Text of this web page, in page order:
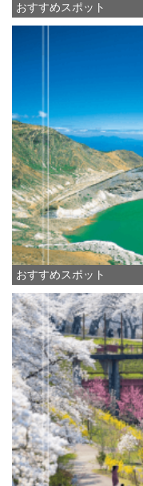
おすすめスポット
おすすめスポット